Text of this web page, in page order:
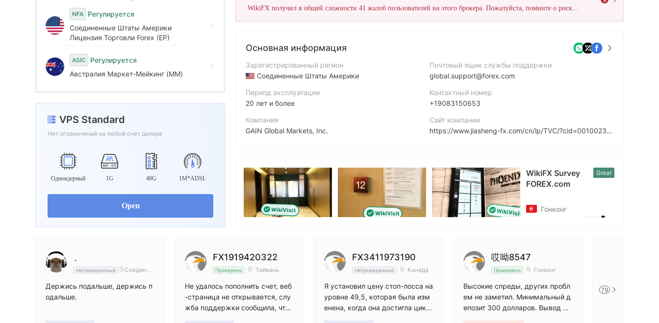
3
4
5
6
7
9
3
4
5
6
7
8
9
NFA
Регулируется
Соединенные Штаты Америки
Лицензия Торговли Forex (EP)
ASIC
Регулируется
Австралия Маркет-Мейкинг (MM)
VPS Standard
Нет ограничений на любой счет дилера
Одноядерный 1G 40G 1M*ADSL
Open
WikiFX получил в общей сложности 41 жалоб пользователей на этого брокера. Пожалуйста, помните о рисках и не дайте себя обмануть!
Основная информация
Зарегистрированный регион
Соединенные Штаты Америки
Период эксплуатации
20 лет и более
Компания
GAIN Global Markets, Inc.
Сотрудник компании
Почтовый ящик службы поддержки
global.support@forex.com
Контактный номер
+19083150653
Сайт компании
https://www.jiasheng-fx.com/cn/lp/TVC/?cid=0010023362&dclid=CIz1teG74vsCFVlODwId8VEMmw
Facebook
WikiFX Survey
FOREX.com
WikiFX Survey
FOREX.com
Great
Гонконг
、
Непроверенный
Соединен
евство
Держись подальше, держись п
одальше.
FX1919420322
Проверено Тайвань
Не удалось пополнить счет, веб
-страница не открывается, слу
жба поддержки сообщила, что
FX3411973190
Непроверенный Канада
Я установил цену стоп-лосса на
уровне 49,5, которая была изм
енена, когда она достигла цикл
哎呦8547
Проверено Гонконг
Высокие спреды, других пробл
ем не заметил. Минимальный д
епозит 300 долларов. Вывод ср
Большой спред,
79